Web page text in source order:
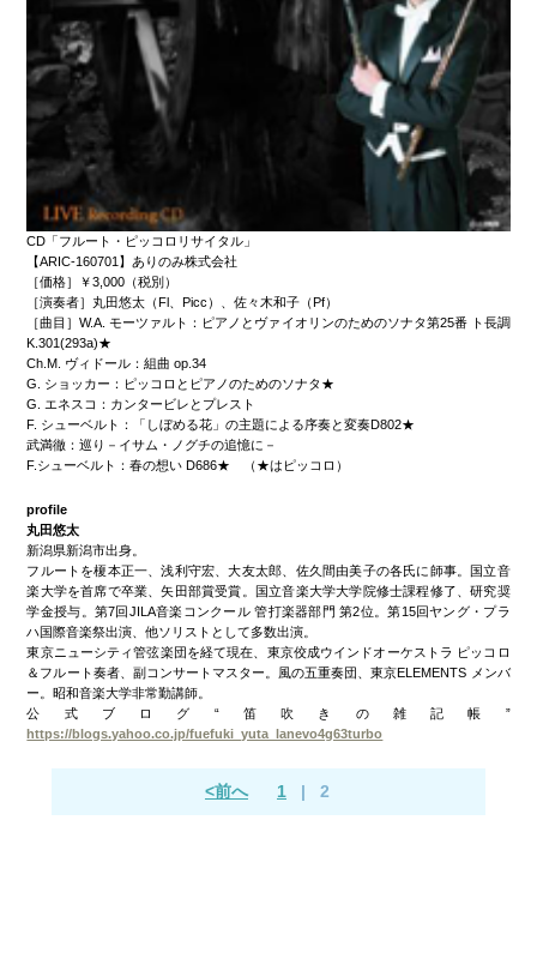
CD「フルート・ピッコロリサイタル」
【ARIC-160701】ありのみ株式会社
［価格］￥3,000（税別）
［演奏者］丸田悠太（Fl、Picc）、佐々木和子（Pf）
［曲目］W.A. モーツァルト：ピアノとヴァイオリンのためのソナタ第25番 ト長調
K.301(293a)★
Ch.M. ヴィドール：組曲 op.34
G. ショッカー：ピッコロとピアノのためのソナタ★
G. エネスコ：カンタービレとプレスト
F. シューベルト：「しぼめる花」の主題による序奏と変奏D802★
武満徹：巡り－イサム・ノグチの追憶に－
F.シューベルト：春の想い D686★ （★はピッコロ）
profile
丸田悠太
新潟県新潟市出身。
フルートを榎本正一、浅利守宏、大友太郎、佐久間由美子の各氏に師事。国立音
楽大学を首席で卒業、矢田部賞受賞。国立音楽大学大学院修士課程修了、研究奨
学金授与。第7回JILA音楽コンクール 管打楽器部門 第2位。第15回ヤング・プラ
ハ国際音楽祭出演、他ソリストとして多数出演。
東京ニューシティ管弦楽団を経て現在、東京佼成ウインドオーケストラ ピッコロ
＆フルート奏者、副コンサートマスター。風の五重奏団、東京ELEMENTS メンバ
ー。昭和音楽大学非常勤講師。
公式ブログ“笛吹きの雑記帳”
https://blogs.yahoo.co.jp/fuefuki_yuta_lanevo4g63turbo
<前へ 1| 2